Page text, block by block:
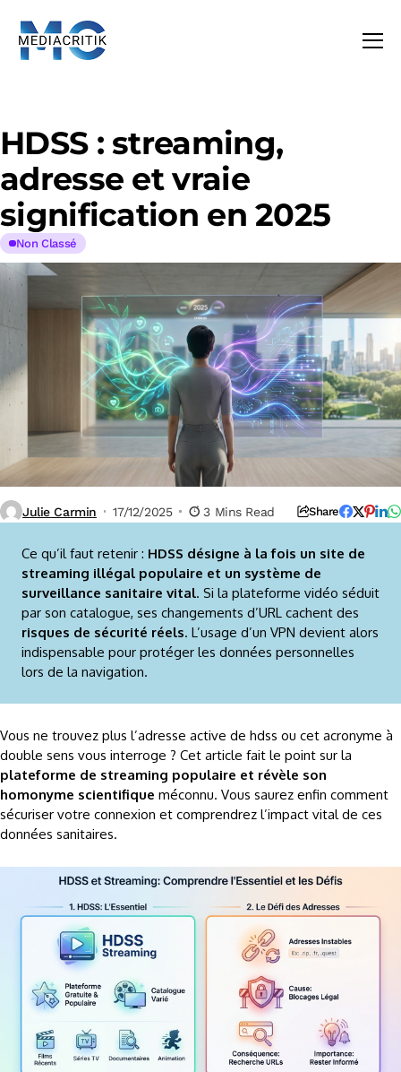
HDSS : streaming,
adresse et vraie
signification en 2025
Non Classé
Julie Carmin 17/12/2025 3 Mins Read Share
Ce qu’il faut retenir : HDSS désigne à la fois un site de
streaming illégal populaire et un système de
surveillance sanitaire vital. Si la plateforme vidéo séduit
par son catalogue, ses changements d’URL cachent des
risques de sécurité réels. L’usage d’un VPN devient alors
indispensable pour protéger les données personnelles
lors de la navigation.
Vous ne trouvez plus l’adresse active de hdss ou cet acronyme à
double sens vous interroge ? Cet article fait le point sur la
plateforme de streaming populaire et révèle son
homonyme scientifique méconnu. Vous saurez enfin comment
sécuriser votre connexion et comprendrez l’impact vital de ces
données sanitaires.